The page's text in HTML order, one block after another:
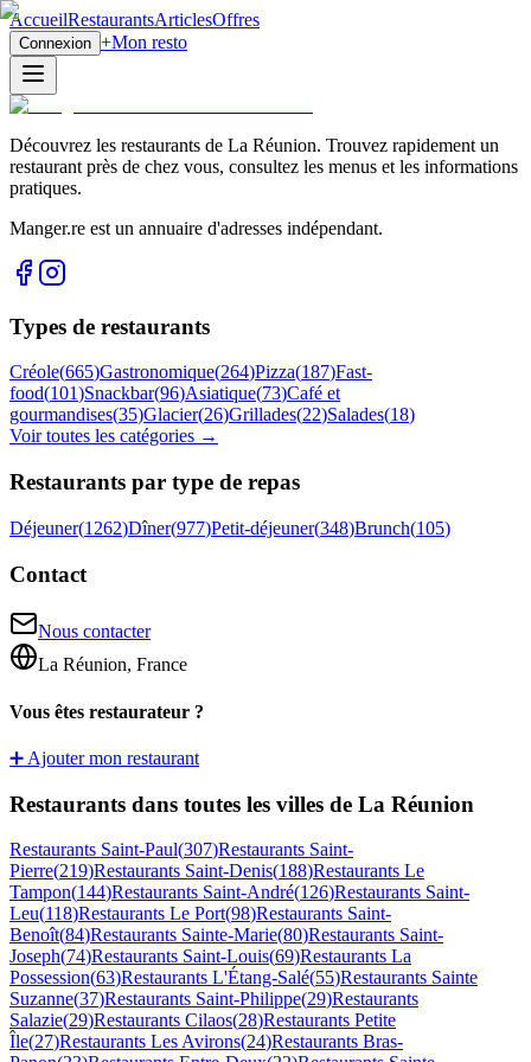
AccueilRestaurantsArticlesOffres
Connexion +Mon resto
Découvrez les restaurants de La Réunion. Trouvez rapidement un
restaurant près de chez vous, consultez les menus et les informations
pratiques.
Manger.re est un annuaire d'adresses indépendant.
Types de restaurants
Créole(665)Gastronomique(264)Pizza(187)Fast-
food(101)Snackbar(96)Asiatique(73)Café et
gourmandises(35)Glacier(26)Grillades(22)Salades(18)
Voir toutes les catégories →
Restaurants par type de repas
Déjeuner(1262)Dîner(977)Petit-déjeuner(348)Brunch(105)
Contact
Nous contacter
La Réunion, France
Vous êtes restaurateur ?
➕ Ajouter mon restaurant
Restaurants dans toutes les villes de La Réunion
Restaurants Saint-Paul(307)Restaurants Saint-
Pierre(219)Restaurants Saint-Denis(188)Restaurants Le
Tampon(144)Restaurants Saint-André(126)Restaurants Saint-
Leu(118)Restaurants Le Port(98)Restaurants Saint-
Benoît(84)Restaurants Sainte-Marie(80)Restaurants Saint-
Joseph(74)Restaurants Saint-Louis(69)Restaurants La
Possession(63)Restaurants L'Étang-Salé(55)Restaurants Sainte
Suzanne(37)Restaurants Saint-Philippe(29)Restaurants
Salazie(29)Restaurants Cilaos(28)Restaurants Petite
Île(27)Restaurants Les Avirons(24)Restaurants Bras-